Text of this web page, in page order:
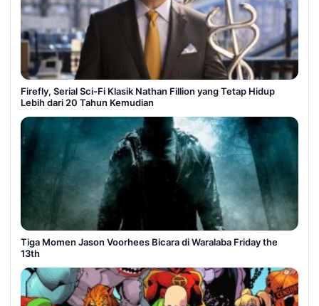
Firefly, Serial Sci-Fi Klasik Nathan Fillion yang Tetap Hidup
Lebih dari 20 Tahun Kemudian
Tiga Momen Jason Voorhees Bicara di Waralaba Friday the
13th